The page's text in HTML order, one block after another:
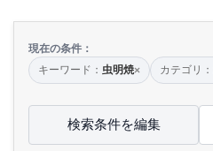
現在の条件：
キーワード： 虫明焼× カテゴリ：
検索条件を編集